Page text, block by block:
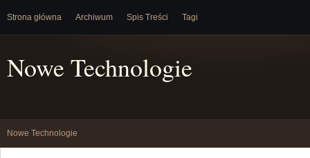
Strona główna Archiwum Spis Treści Tagi
Nowe Technologie
Nowe Technologie